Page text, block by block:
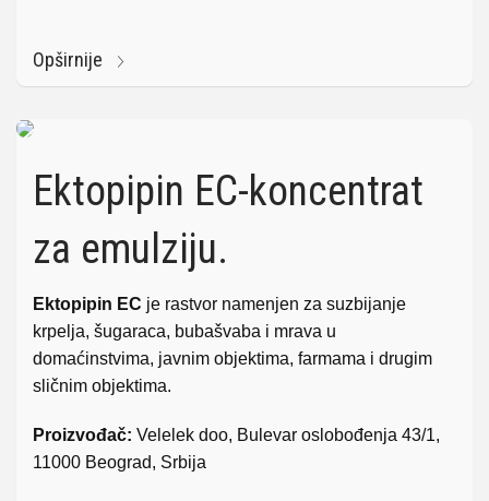
Opširnije
Ektopipin EC-koncentrat
za emulziju.
Ektopipin EC je rastvor namenjen za suzbijanje
krpelja, šugaraca, bubašvaba i mrava u
domaćinstvima, javnim objektima, farmama i drugim
sličnim objektima.
Proizvođač: Velelek doo, Bulevar oslobođenja 43/1,
11000 Beograd, Srbija